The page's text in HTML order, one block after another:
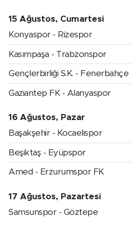
15 Ağustos, Cumartesi
Konyaspor - Rizespor
Kasımpaşa - Trabzonspor
Gençlerbirliği S.K. - Fenerbahçe
Gaziantep FK - Alanyaspor
16 Ağustos, Pazar
Başakşehir - Kocaelispor
Beşiktaş - Eyüpspor
Amed - Erzurumspor FK
17 Ağustos, Pazartesi
Samsunspor - Göztepe